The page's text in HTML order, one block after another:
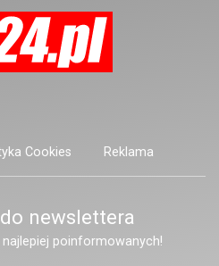
Cookies Reklama
newslettera
najlepiej poinformowanych!